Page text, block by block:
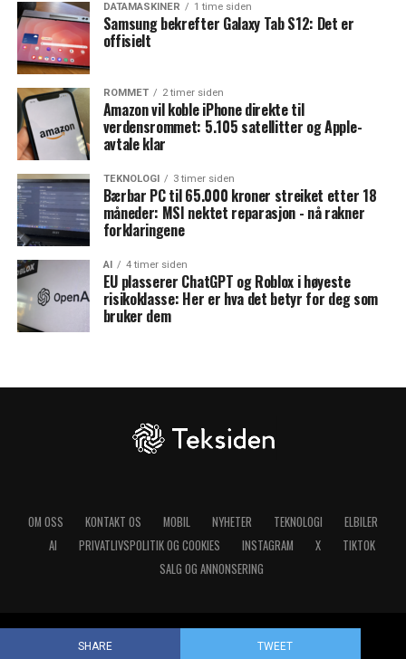
SHARE TWEET
DATAMASKINER 1 time siden
Samsung bekrefter Galaxy Tab S12: Det er
offisielt
ROMMET 2 timer siden
Amazon vil koble iPhone direkte til
verdensrommet: 5.105 satellitter og Apple-
avtale klar
TEKNOLOGI 3 timer siden
Bærbar PC til 65.000 kroner streiket etter 18
måneder: MSI nektet reparasjon - nå rakner
forklaringene
AI 4 timer siden
EU plasserer ChatGPT og Roblox i høyeste
risikoklasse: Her er hva det betyr for deg som
bruker dem
OM OSS KONTAKT OS MOBIL NYHETER TEKNOLOGI
ELBILER
AI
PRIVATLIVSPOLITIK OG COOKIES INSTAGRAM X
TIKTOK
SALG OG ANNONSERING